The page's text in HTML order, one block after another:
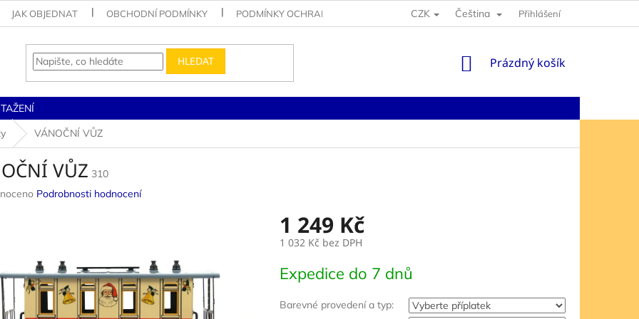
JAK OBJEDNAT OBCHODNÍ PODMÍNKY PODMÍNKY OCHRANY OSOBNÍCH ÚDAJŮCZK Čeština Přihlášení
HLEDAT
NÁKUPNÍ
Prázdný košík
VÁNOČNÍ VŮZ
VŮZ 310
Podrobnosti hodnocení
1 249 Kč
1 032 Kč bez DPH
cena:
Expedice do 7 dnů
Barevné provedení a typ: